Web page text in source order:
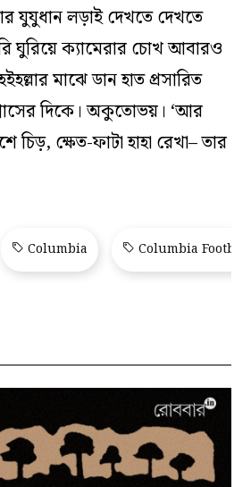
যুযুধান লড়াই দেখতে দেখতে
ঘুরিয়ে ক্যামেরার চোখ আবারও
মাঝে ডান হাত প্রসারিত
দিকে। অকুতোভয়। ‘আর
ক্ষেত-ফাটা হাহা রেখা– তার
Columbia Columbia Football